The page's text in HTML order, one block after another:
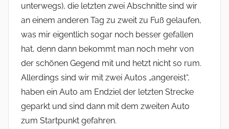
unterwegs), die letzten zwei Abschnitte sind wir
an einem anderen Tag zu zweit zu Fuß gelaufen,
was mir eigentlich sogar noch besser gefallen
hat, denn dann bekommt man noch mehr von
der schönen Gegend mit und hetzt nicht so rum.
Allerdings sind wir mit zwei Autos „angereist“,
haben ein Auto am Endziel der letzten Strecke
geparkt und sind dann mit dem zweiten Auto
zum Startpunkt gefahren.